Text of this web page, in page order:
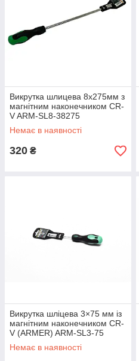
Викрутка шлицева 8х275мм з
магнітним наконечником CR-
V ARM-SL8-38275
Немає в наявності
320 ₴
Викрутка шліцева 3×75 мм із
магнітним наконечником CR-
V (ARMER) ARM-SL3-75
Немає в наявності